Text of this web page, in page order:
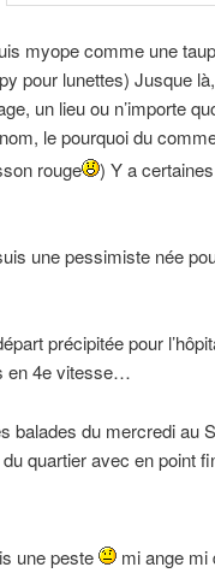
myope comme une
pour lunettes) Jusque
un lieu ou n’importe
le pourquoi du
rouge
) Y a
une pessimiste née
précipitée pour
en 4e vitesse…
balades du mercredi au
quartier avec en point
une peste
mi ange mi